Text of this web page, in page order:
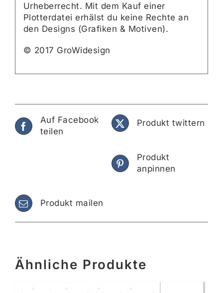
Urheberrecht. Mit dem Kauf einer
Plotterdatei erhälst du keine Rechte an
den Designs (Grafiken & Motiven).
© 2017 GroWidesign
Auf Facebook
teilen
Produkt twittern
Produkt
anpinnen
Produkt mailen
Ähnliche Produkte